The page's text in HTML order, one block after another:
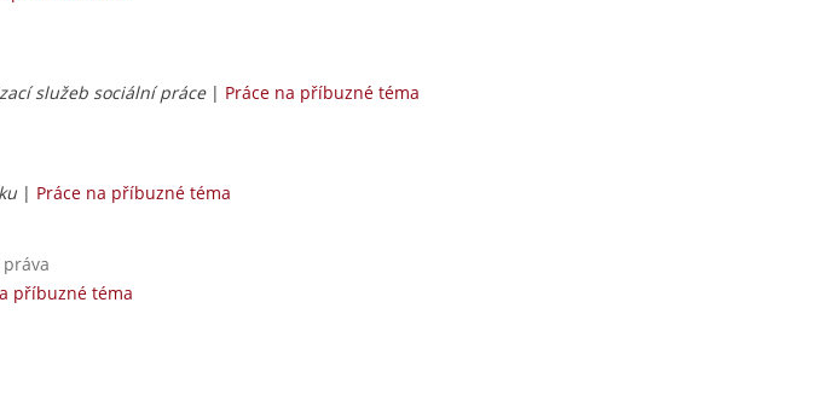
služeb sociální práce| Práce na příbuzné téma
| Práce na příbuzné téma
příbuzné téma